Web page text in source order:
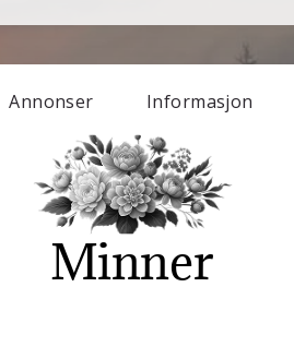
Annonser Informasjon
Minner